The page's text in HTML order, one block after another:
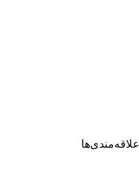
علاقه‌مندی‌ها